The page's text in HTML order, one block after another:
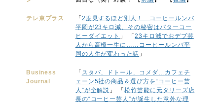
「ヘビーメタル・編み物選手権」でうしろシテ
ィ金子率いる日本チームが優勝！
2019.06.12
コーヒールンバ平岡がバリスタ世界チャンピオ
ン粕谷哲さんと公開対談！
テレ東プラス 「2度見するほど別人！ コーヒールンバ
平岡が23キロ減、その秘密はバターコー
ヒーダイエット 」 「23キロ減でおデブ芸
人から高橋一生に……コーヒールンバ平
岡の人生が変わった話 」
Business
Journal
「 スタバ、ドトール、コメダ…カフェチ
ェーン5社の商品＆選び方を“コーヒー芸
人”が全解説 」 「松竹芸能に元タリーズ店
長の“コーヒー芸人”が誕生した意外な理